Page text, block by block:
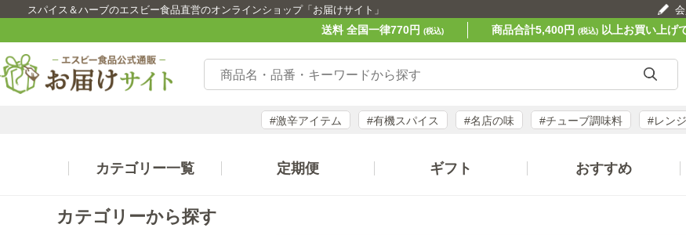
スパイス＆ハーブのエスビー食品直営のオンラインショップ「お届けサイト」
送料 全国一律770円 (税込) 商品合計5,400円 (税込)以上お買い上げ
#激辛アイテム #有機スパイス #名店の味 #チューブ調味料 #レン
カテゴリー一覧 定期便 ギフト おすすめ
カテゴリーから探す